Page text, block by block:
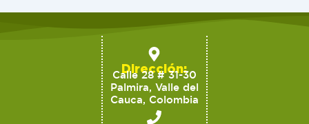
Dirección:
Calle 28 # 31-30
Palmira, Valle del
Cauca, Colombia